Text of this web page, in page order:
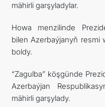
mähirli garşyladylar.
Howa menzilinde
bilen Azerbaýjanyň resmi
boldy.
“Zagulba” köşgünde
Azerbaýjan
mähirli garşylady.